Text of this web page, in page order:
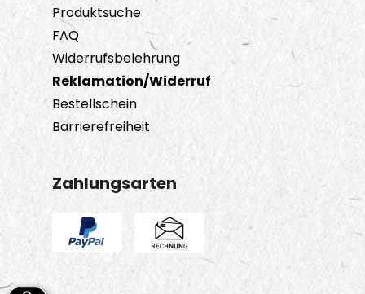
Produktsuche
FAQ
Widerrufsbelehrung
Reklamation/Widerruf
Bestellschein
Barrierefreiheit
Zahlungsarten